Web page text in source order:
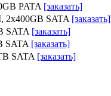
PATA [заказать]
2x400GB SATA [заказать]
SATA [заказать]
SATA [заказать]
SATA [заказать]